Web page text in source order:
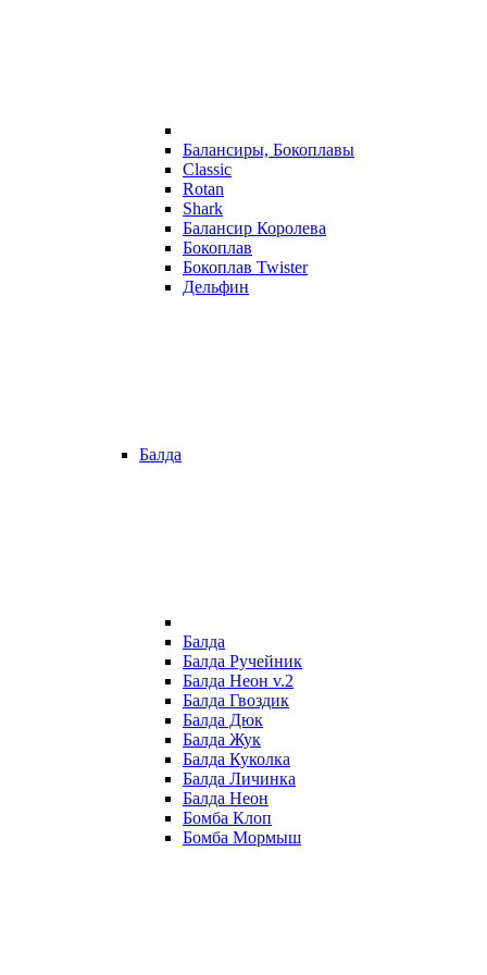
Балансиры, Бокоплавы
Classic
Rotan
Shark
Балансир Королева
Бокоплав
Бокоплав Twister
Дельфин
Балда
Балда
Балда Ручейник
Балда Неон v.2
Балда Гвоздик
Балда Дюк
Балда Жук
Балда Куколка
Балда Личинка
Балда Неон
Бомба Клоп
Бомба Мормыш